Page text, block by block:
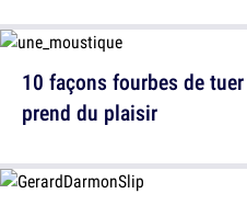
10 façons fourbes de
prend du plaisir